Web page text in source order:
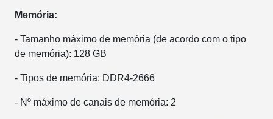
Memória:
- Tamanho máximo de memória (de acordo com o tipo
de memória): 128 GB
- Tipos de memória: DDR4-2666
- Nº máximo de canais de memória: 2